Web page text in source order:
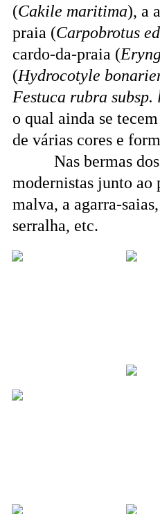
(Cakile maritima), a
praia (Carpobrotus
cardo-da-praia (
(Hydrocotyle
Festuca rubra
o qual ainda se
de várias cores e
Nas bermas
modernistas junto ao
malva, a agarra-
serralha, etc.